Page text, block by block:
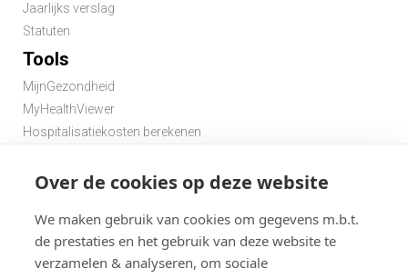
Over de cookies op deze website
We maken gebruik van cookies om gegevens m.b.t.
de prestaties en het gebruik van deze website te
verzamelen & analyseren, om sociale
Jaarlijks verslag
Statuten
Tools
MijnGezondheid
MyHealthViewer
Hospitalisatiekosten berekenen
Zoek een apotheek in de buurt